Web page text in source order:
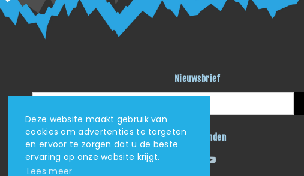
Deze website maakt gebruik van
cookies om advertenties te targeten
en ervoor te zorgen dat u de beste
ervaring op onze website krijgt.
Lees meer
Nieuwsbrief
Blijf verbonden
FacebookInstagramYouTube